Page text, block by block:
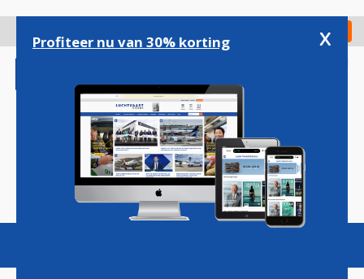
gaan
Check in
Magazine Podcasts Vacatures
Profiteer nu van 30% korting x